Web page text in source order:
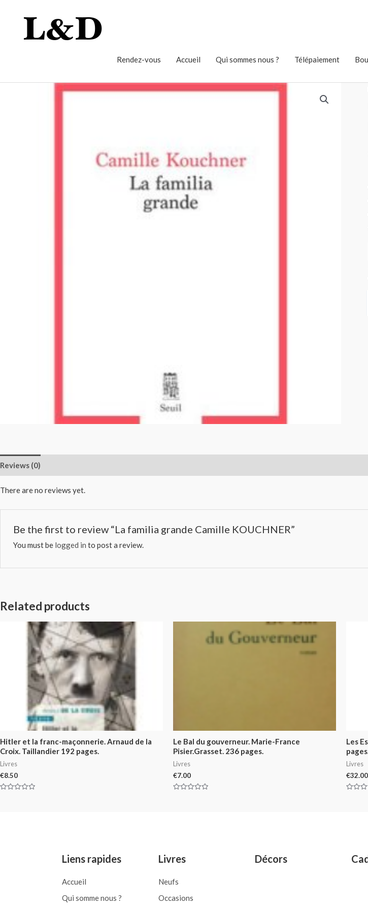
Rendez-vous Accueil Qui sommes nous ? Télépaiement
Reviews (0)
There are no reviews yet.
Be the first to review “La familia grande Camille KOUCHNER”
You must be logged in to post a review.
Related products
Hitler et la franc-maçonnerie. Arnaud de la
Croix. Taillandier 192 pages.
Livres
€8.50
Le Bal du gouverneur. Marie-France
Pisier.Grasset. 236 pages.
Livres
€7.00
Les
Livres
€32.00
Liens rapides
Accueil
Qui somme nous ?
Livres
Neufs
Occasions
Décors